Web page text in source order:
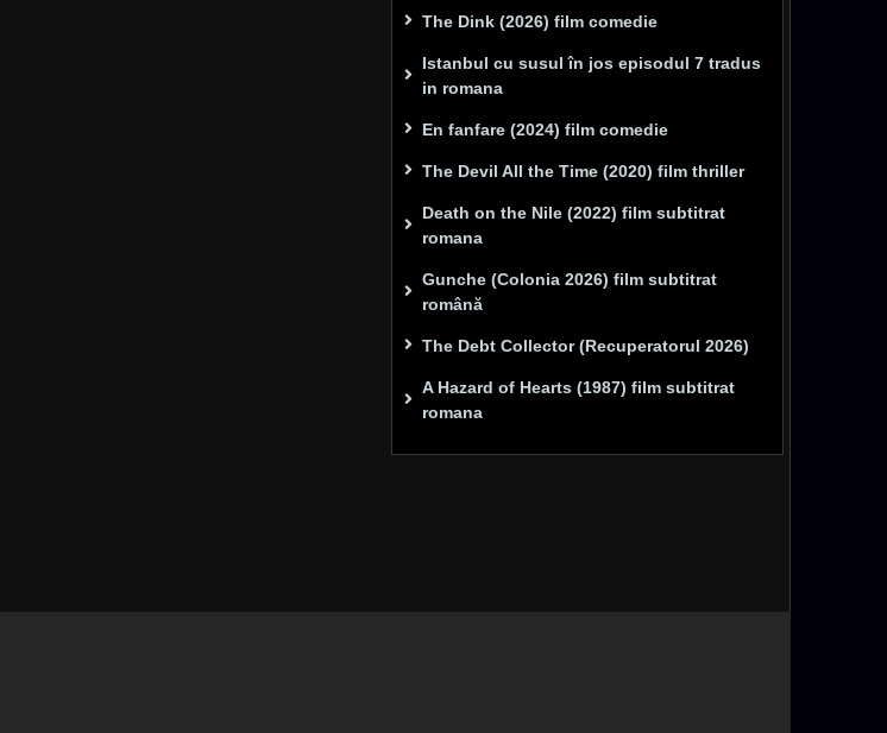
The Dink (2026) film comedie
Istanbul cu susul în jos episodul 7 tradus
in romana
En fanfare (2024) film comedie
The Devil All the Time (2020) film thriller
Death on the Nile (2022) film subtitrat
romana
Gunche (Colonia 2026) film subtitrat
română
The Debt Collector (Recuperatorul 2026)
A Hazard of Hearts (1987) film subtitrat
romana